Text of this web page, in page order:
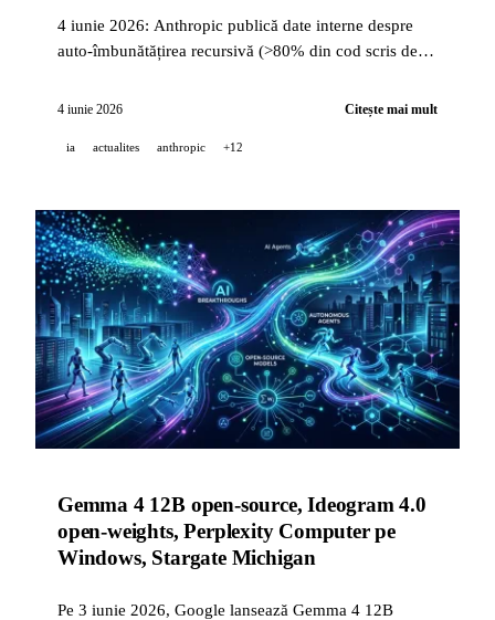
4 iunie 2026: Anthropic publică date interne despre
auto-îmbunătățirea recursivă (>80% din cod scris de
open-source. OpenAI lansează Dreaming v3 pentru
context. Suno strânge 400M USD la o evaluare de 5,4
4 iunie 2026 Citește mai mult
ia actualites anthropic +12
Gemma 4 12B open-source, Ideogram 4.0
open-weights, Perplexity Computer pe
Windows, Stargate Michigan
Pe 3 iunie 2026, Google lansează Gemma 4 12B